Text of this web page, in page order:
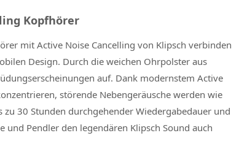
Kopfhörer
mit Active Noise Cancelling von Klipsch verbinden
Design. Durch die weichen Ohrpolster aus
auf. Dank modernstem Active
störende Nebengeräusche werden wie
30 Stunden durchgehender Wiedergabedauer und
und Pendler den legendären Klipsch Sound auch